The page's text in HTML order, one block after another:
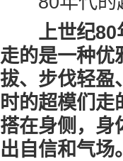
上世纪80年
走的是一种优
拔、步伐轻盈
时的超模们
搭在身侧，身
出自信和气场。